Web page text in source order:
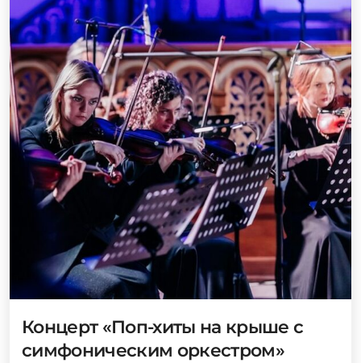
Концерт «Поп-хиты на крыше с
симфоническим оркестром»